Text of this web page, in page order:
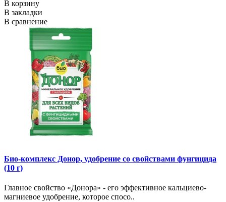
В корзину
В закладки
В сравнение
Био-комплекс Донор, удобрение со свойствами фунгицида
(10 г)
Главное свойство «Донора» - его эффективное кальциево-
магниевое удобрение, которое спосо..